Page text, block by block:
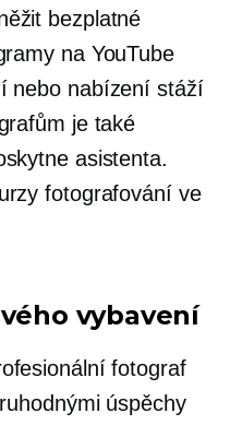
bezplatné
na YouTube
nebo nabízení stáží
je také
asistenta.
fotografování ve
vybavení
fotograf
úspěchy